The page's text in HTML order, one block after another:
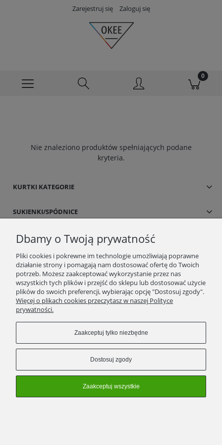
Zarejestruj się Zaloguj się
Nie znaleziono produktów spełniających podane
kryteria.
KURTKI KATEGORIE
SUKIENKI/SPÓDNICE
BLOG/NEWSY
SPRAWDŹ TO
STRONY
KONTAKT
ZWROTY/WYMIANY
Pokaż pełną wersję strony
Dbamy o Twoją prywatność
Pliki cookies i pokrewne im technologie umożliwiają poprawne
działanie strony i pomagają nam dostosować ofertę do Twoich
potrzeb. Możesz zaakceptować wykorzystanie przez nas
wszystkich tych plików i przejść do sklepu lub dostosować użycie
plików do swoich preferencji, wybierając opcję "Dostosuj zgody".
Więcej o plikach cookies przeczytasz w naszej Polityce
prywatności.
Zaakceptuj tylko niezbędne
Dostosuj zgody
Zaakceptuj wszystkie